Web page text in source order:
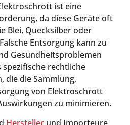
ist eine
da diese Geräte oft
Blei, Quecksilber oder
Entsorgung kann zu
Gesundheitsproblemen
rechtliche
die die Sammlung,
von Elektroschrott
zu minimieren.